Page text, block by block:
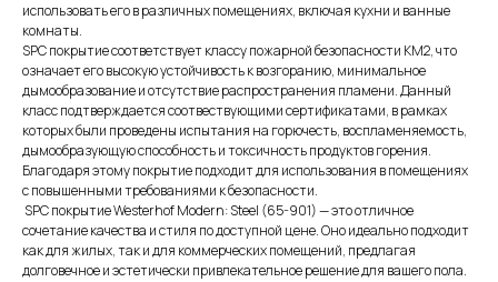
использовать его в различных помещениях, включая кухни и ванные
комнаты.
SPC покрытие соответствует классу пожарной безопасности КМ2, что
означает его высокую устойчивость к возгоранию, минимальное
дымообразование и отсутствие распространения пламени. Данный
класс подтверждается соотвествующими сертификатами, в рамках
которых были проведены испытания на горючесть, воспламеняемость,
дымообразующую способность и токсичность продуктов горения.
Благодаря этому покрытие подходит для использования в помещениях
с повышенными требованиями к безопасности.
SPC покрытие Westerhof Modern: Steel (65-901) — это отличное
сочетание качества и стиля по доступной цене. Оно идеально подходит
как для жилых, так и для коммерческих помещений, предлагая
долговечное и эстетически привлекательное решение для вашего пола.